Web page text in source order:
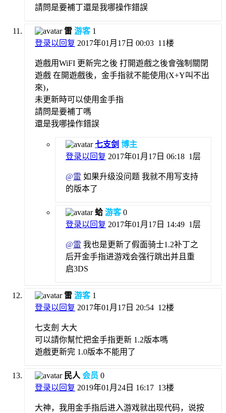
請問是要補丁還是我哪操作錯誤
雷 游客 1
登录以回复 2017年01月17日 00:03 11楼
遊戲用WiFI 更新完之後 打開遊戲之後會強制關閉
遊戲 在開遊戲後，金手指就不能使用(X+Y叫不出
來)，
未更新時可以使用金手指
請問是要補丁嗎
還是我哪操作錯誤
七支剑 博主
登录以回复 2017年01月17日 06:18 1层
@雷 如果升级没问题 我就不用写支持
的版本了
蛤 游客 0
登录以回复 2017年01月17日 14:49 1层
@雷 我也是更新了假面骑士1.2补丁之
后开金手指进游戏会强行跳出并且重
启3DS
雷 游客 1
登录以回复 2017年01月17日 20:54 12楼
七支劍 大大
可以請你幫忙把金手指更新 1.2版本嗎
遊戲更新完 1.0版本不能用了
民人 会员 0
登录以回复 2019年01月24日 16:17 13楼
大神，我用金手指后进入游戏就出现代码，说按